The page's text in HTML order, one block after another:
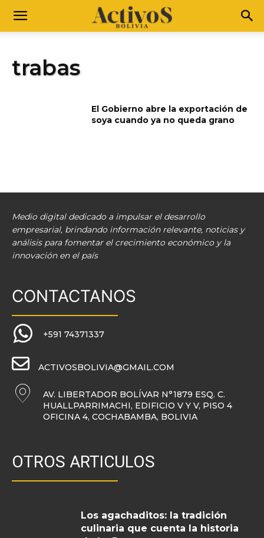
trabas
El Gobierno abre la exportación de
soya cuando ya no queda grano
Medio digital dedicado a impulsar el desarrollo
empresarial, brindando información relevante, noticias y
análisis para fomentar el crecimiento económico y la
innovación en el país
CONTACTANOS
+591 74371337
ACTIVOSBOLIVIA@GMAIL.COM
AV. LIBERTADOR BOLÍVAR N°1879 ESQ. C.
HUALLPARRIMACHI, EDIFICIO V Y V, PISO 4
OFICINA 4, COCHABAMBA, BOLIVIA
OTROS ARTICULOS
Los agachaditos: la tradición
culinaria que cuenta la historia